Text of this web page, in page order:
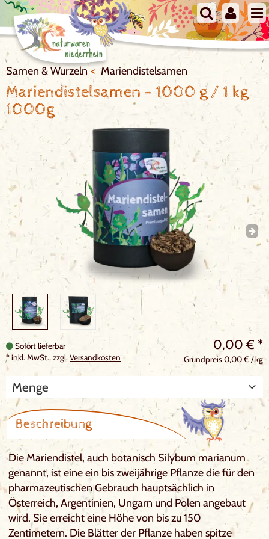
Samen & Wurzeln Mariendistelsamen
Mariendistelsamen - 1000 g / 1 kg
1000g
0,00 € *
Grundpreis 0,00 € / kg
Sofort lieferbar
*inkl. MwSt., zzgl. Versandkosten
Menge
Beschreibung
Die Mariendistel, auch botanisch Silybum marianum
genannt, ist eine ein bis zweijährige Pflanze die für den
pharmazeutischen Gebrauch hauptsächlich in
Österreich, Argentinien, Ungarn und Polen angebaut
wird. Sie erreicht eine Höhe von bis zu 150
Zentimetern. Die Blätter der Pflanze haben spitze